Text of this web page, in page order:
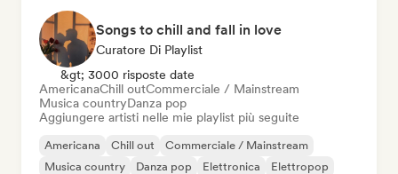
Songs to chill and fall in love
Curatore Di Playlist
&gt; 3000 risposte date
AmericanaChill outCommerciale / Mainstream
Musica countryDanza pop
Aggiungere artisti nelle mie playlist più seguite
Americana Chill out
Commerciale / Mainstream
Musica country
Danza pop Elettronica
Elettropop